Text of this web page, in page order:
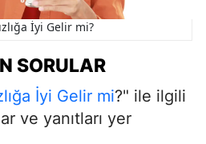
İyi Gelir mi?
SORULAR
İyi Gelir mi?" ile ilgili
ve yanıtları yer